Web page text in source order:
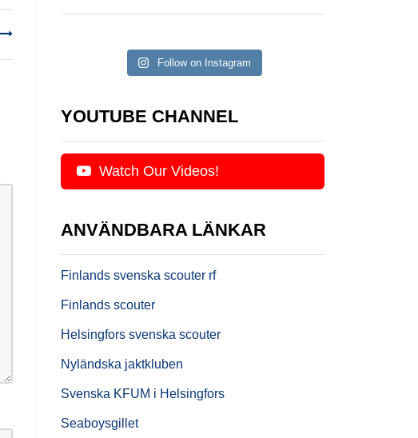
Follow on Instagram
YOUTUBE CHANNEL
Watch Our Videos!
ANVÄNDBARA LÄNKAR
Finlands svenska scouter rf
Finlands scouter
Helsingfors svenska scouter
Nyländska jaktkluben
Svenska KFUM i Helsingfors
Seaboysgillet